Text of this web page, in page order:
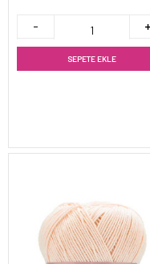
SEPETE EKLE